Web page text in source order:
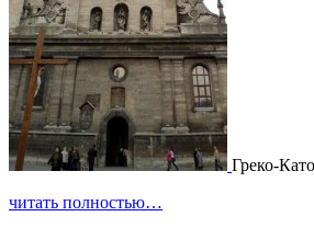
Греко-
читать полностью…